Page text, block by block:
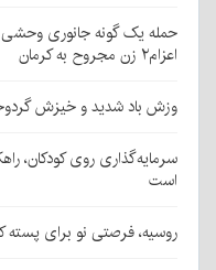
حمله یک گونه جانوری وحشی
اعزام۲ زن مجروح به کرمان
وزش باد شدید و خیزش
سرمایه‌گذاری روی کودکان،
است
روسیه، فرصتی نو برای پسته